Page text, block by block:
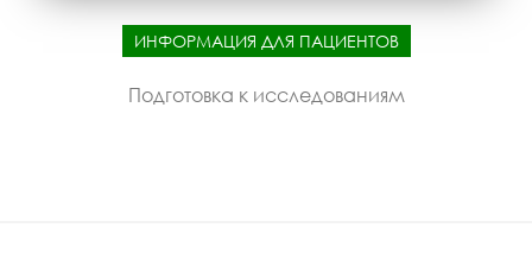
ИНФОРМАЦИЯ ДЛЯ ПАЦИЕНТОВ
Подготовка к исследованиям